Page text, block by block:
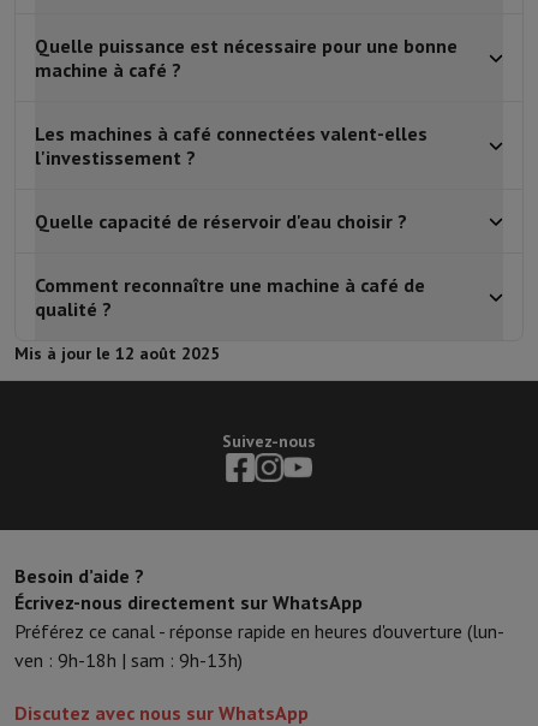
Quelle puissance est nécessaire pour une bonne
machine à café ?
Les machines à café connectées valent-elles
l'investissement ?
Quelle capacité de réservoir d'eau choisir ?
Comment reconnaître une machine à café de
qualité ?
Mis à jour le 12 août 2025
Suivez-nous
Besoin d’aide ?
Écrivez-nous directement sur WhatsApp
Préférez ce canal - réponse rapide en heures d'ouverture (lun-
ven : 9h-18h | sam : 9h-13h)
Discutez avec nous sur WhatsApp